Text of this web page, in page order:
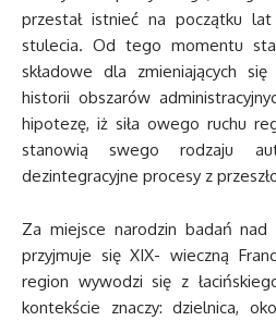
przestał istnieć na początku lat
stulecia. Od tego momentu
składowe dla zmieniających
historii obszarów
hipotezę, iż siła owego ruchu
stanowią swego rodzaju
dezintegracyjne procesy z
Za miejsce narodzin badań nad
przyjmuje się XIX- wieczną
region wywodzi się z
kontekście znaczy: dzielnica,